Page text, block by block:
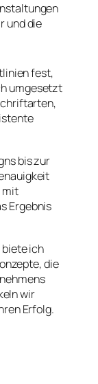
und die
fest,
umgesetzt
bis zur
mit
Ergebnis
ich
die
wir
Erfolg.